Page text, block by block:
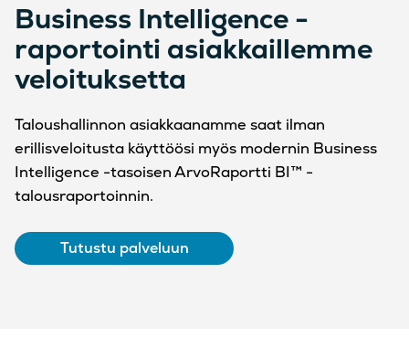
Business Intelligence -
raportointi asiakkaillemme
veloituksetta
Taloushallinnon asiakkaanamme saat ilman
erillisveloitusta käyttöösi myös modernin Business
Intelligence -tasoisen ArvoRaportti BI™ -
talousraportoinnin.
Tutustu palveluun